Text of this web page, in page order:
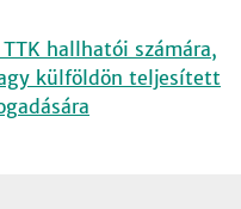
hallhatói számára,
külföldön teljesített